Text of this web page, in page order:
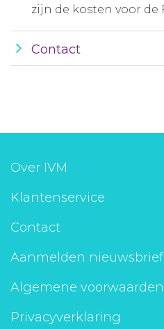
zijn de kosten voor de
Contact
Over IVM
Klantenservice
Contact
Aanmelden nieuwsbrief
Algemene voorwaarden
Privacyverklaring